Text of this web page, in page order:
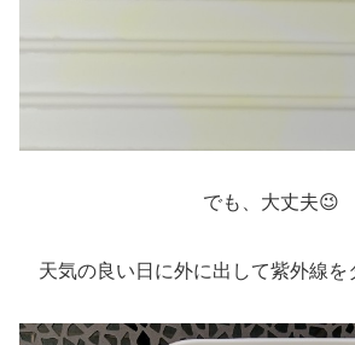
でも、大丈夫😉
天気の良い日に外に出して紫外線を